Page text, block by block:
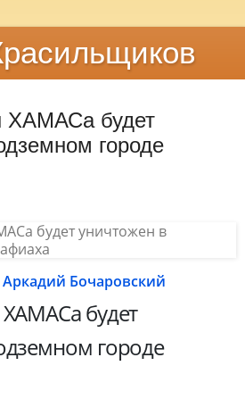
ХАМАСа будет
городе
Аркадий Бочаровский
будет
городе